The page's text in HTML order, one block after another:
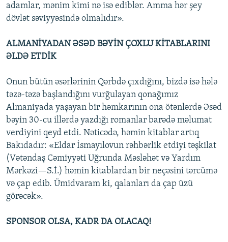
adamlar, mənim kimi nə isə ediblər. Amma hər şey
dövlət səviyyəsində olmalıdır».
ALMANİYADAN ƏSƏD BƏYİN ÇOXLU KİTABLARINI
ƏLDƏ ETDİK
Onun bütün əsərlərinin Qərbdə çıxdığını, bizdə isə hələ
təzə-təzə başlandığını vurğulayan qonağımız
Almaniyada yaşayan bir həmkarının ona ötənlərdə Əsəd
bəyin 30-cu illərdə yazdığı romanlar barədə məlumat
verdiyini qeyd etdi. Nəticədə, həmin kitablar artıq
Bakıdadır: «Eldar İsmayılovun rəhbərlik etdiyi təşkilat
(Vətəndaş Cəmiyyəti Uğrunda Məsləhət və Yardım
Mərkəzi—S.İ.) həmin kitablardan bir neçəsini tərcümə
və çap edib. Ümidvaram ki, qalanları da çap üzü
görəcək».
SPONSOR OLSA, KADR DA OLACAQ!